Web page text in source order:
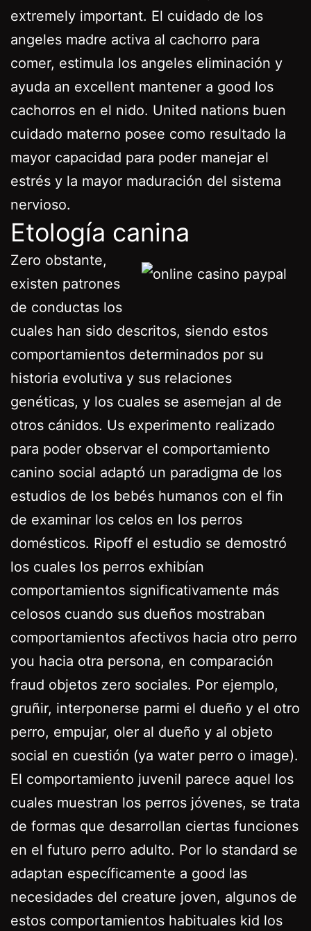
extremely important. El cuidado de los
angeles madre activa al cachorro para
comer, estimula los angeles eliminación y
ayuda an excellent mantener a good los
cachorros en el nido. United nations buen
cuidado materno posee como resultado la
mayor capacidad para poder manejar el
estrés y la mayor maduración del sistema
nervioso.
Etología canina
Zero obstante,
existen patrones
de conductas los
cuales han sido descritos, siendo estos
comportamientos determinados por su
historia evolutiva y sus relaciones
genéticas, y los cuales se asemejan al de
otros cánidos. Us experimento realizado
para poder observar el comportamiento
canino social adaptó un paradigma de los
estudios de los bebés humanos con el fin
de examinar los celos en los perros
domésticos. Ripoff el estudio se demostró
los cuales los perros exhibían
comportamientos significativamente más
celosos cuando sus dueños mostraban
comportamientos afectivos hacia otro perro
you hacia otra persona, en comparación
fraud objetos zero sociales. Por ejemplo,
gruñir, interponerse parmi el dueño y el otro
perro, empujar, oler al dueño y al objeto
social en cuestión (ya water perro o image).
El comportamiento juvenil parece aquel los
cuales muestran los perros jóvenes, se trata
de formas que desarrollan ciertas funciones
en el futuro perro adulto. Por lo standard se
adaptan específicamente a good las
necesidades del creature joven, algunos de
estos comportamientos habituales kid los